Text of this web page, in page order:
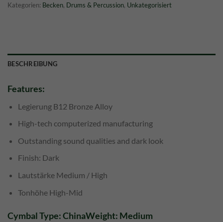
Kategorien: Becken, Drums & Percussion, Unkategorisiert
BESCHREIBUNG
Features:
Legierung B12 Bronze Alloy
High-tech computerized manufacturing
Outstanding sound qualities and dark look
Finish: Dark
Lautstärke Medium / High
Tonhöhe High-Mid
Cymbal Type: ChinaWeight: Medium